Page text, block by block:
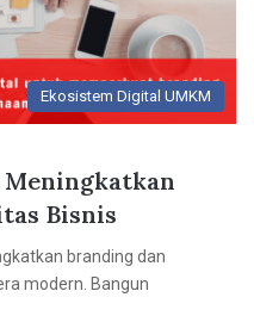
Ekosistem Digital UMKM
Bisnis
branding dan
modern. Bangun